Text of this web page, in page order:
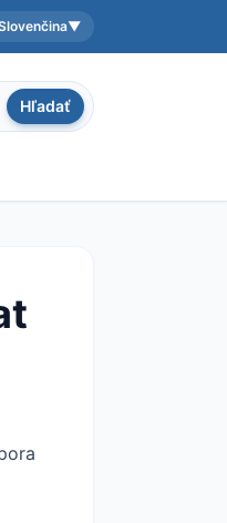
jazyk:
▼
Hľadať